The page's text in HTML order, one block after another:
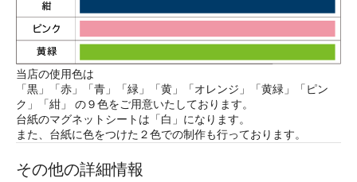
当店の使用色は
「黒」「赤」「青」「緑」「黄」「オレンジ」「黄緑」「ピン
ク」「紺」 の９色をご用意いたしております。
台紙のマグネットシートは「白」になります。
また、台紙に色をつけた２色での制作も行っております。
その他の詳細情報